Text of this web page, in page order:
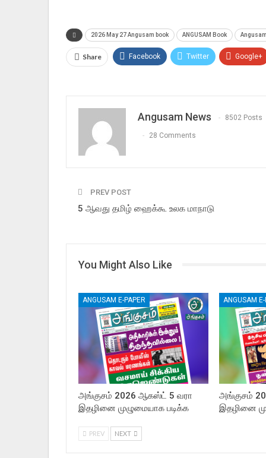
2026 May 27 Angusam book ANGUSAM Book
Share Facebook Twitter Google+
Angusam News 8502 Posts
28 Comments
PREV POST
5 ஆவது தமிழ் ஹைக்கூ உலக மாநாடு
You Might Also Like
ANGUSAM E-PAPER
அங்குசம் 2026 ஆகஸ்ட் 5 வரா
இதழினை முழுமையாக படிக்க
ANGUSAM E-
அங்குசம்
இதழினை
PREV NEXT